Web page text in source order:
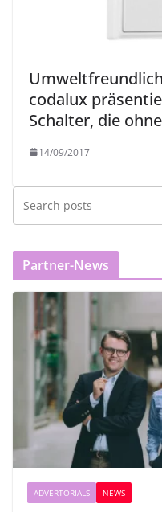
codalux
Schalter, die
14/09/2017
Partner-News
ADVERTORIALS NEWS